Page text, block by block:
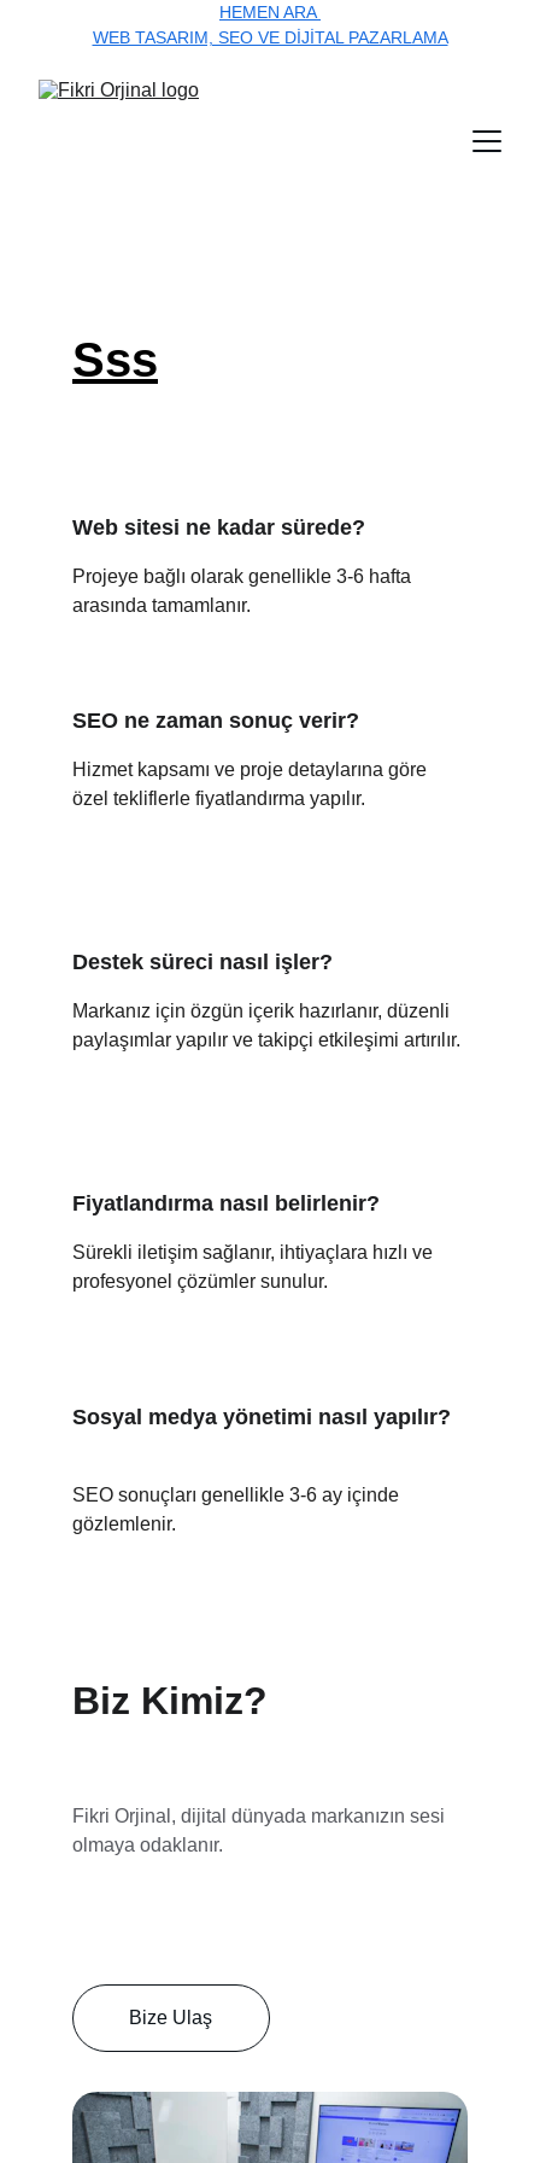
HEMEN ARA
WEB TASARIM, SEO VE DIJITAL PAZARLAMA
Sss
Web sitesi ne kadar sürede?
Projeye bağlı olarak genellikle 3-6 hafta
arasında tamamlanır.
SEO ne zaman sonuç verir?
Sosyal medya yönetimi nasıl yapılır?
Fiyatlandırma nasıl belirlenir?
Destek süreci nasıl işler?
SEO sonuçları genellikle 3-6 ay içinde
gözlemlenir.
Markanız için özgün içerik hazırlanır, düzenli
paylaşımlar yapılır ve takipçi etkileşimi artırılır.
Hizmet kapsamı ve proje detaylarına göre
özel tekliflerle fiyatlandırma yapılır.
Sürekli iletişim sağlanır, ihtiyaçlara hızlı ve
profesyonel çözümler sunulur.
Biz Kimiz?
Fikri Orjinal, dijital dünyada markanızın sesi
olmaya odaklanır.
Bize Ulaş